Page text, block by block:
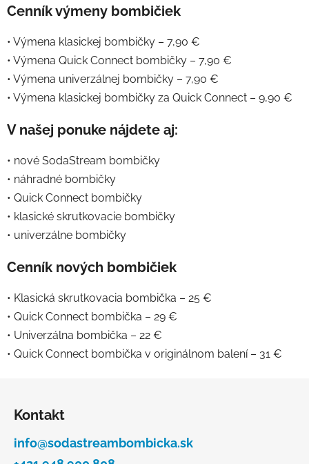
Cenník výmeny bombičiek
• Výmena klasickej bombičky – 7,90 €
• Výmena Quick Connect bombičky – 7,90 €
• Výmena univerzálnej bombičky – 7,90 €
• Výmena klasickej bombičky za Quick Connect – 9,90 €
V našej ponuke nájdete aj:
• nové SodaStream bombičky
• náhradné bombičky
• Quick Connect bombičky
• klasické skrutkovacie bombičky
• univerzálne bombičky
Cenník nových bombičiek
• Klasická skrutkovacia bombička – 25 €
• Quick Connect bombička – 29 €
• Univerzálna bombička – 22 €
• Quick Connect bombička v originálnom balení – 31 €
Kontakt
info@sodastreambombicka.sk